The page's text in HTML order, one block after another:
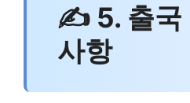
✍ 5. 출국
사항